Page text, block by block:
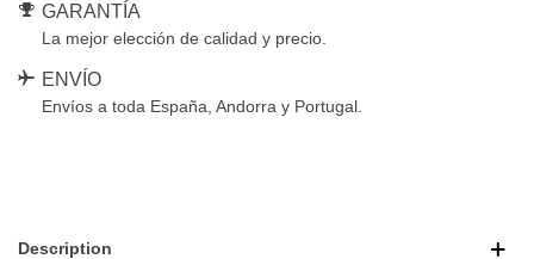
GARANTÍA
La mejor elección de calidad y precio.
ENVÍO
Envíos a toda España, Andorra y Portugal.
Description